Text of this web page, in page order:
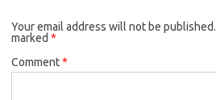
Your email address will not be published.
marked *
Comment*